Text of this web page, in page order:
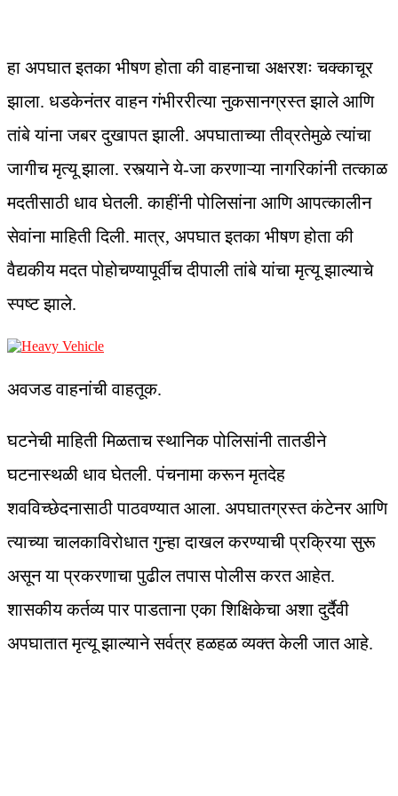
हा अपघात इतका भीषण होता की वाहनाचा अक्षरशः चक्काचूर
झाला. धडकेनंतर वाहन गंभीररीत्या नुकसानग्रस्त झाले आणि
तांबे यांना जबर दुखापत झाली. अपघाताच्या तीव्रतेमुळे त्यांचा
जागीच मृत्यू झाला. रस्त्याने ये-जा करणाऱ्या नागरिकांनी तत्काळ
मदतीसाठी धाव घेतली. काहींनी पोलिसांना आणि आपत्कालीन
सेवांना माहिती दिली. मात्र, अपघात इतका भीषण होता की
वैद्यकीय मदत पोहोचण्यापूर्वीच दीपाली तांबे यांचा मृत्यू झाल्याचे
स्पष्ट झाले.
अवजड वाहनांची वाहतूक.
घटनेची माहिती मिळताच स्थानिक पोलिसांनी तातडीने
घटनास्थळी धाव घेतली. पंचनामा करून मृतदेह
शवविच्छेदनासाठी पाठवण्यात आला. अपघातग्रस्त कंटेनर आणि
त्याच्या चालकाविरोधात गुन्हा दाखल करण्याची प्रक्रिया सुरू
असून या प्रकरणाचा पुढील तपास पोलीस करत आहेत.
शासकीय कर्तव्य पार पाडताना एका शिक्षिकेचा अशा दुर्दैवी
अपघातात मृत्यू झाल्याने सर्वत्र हळहळ व्यक्त केली जात आहे.